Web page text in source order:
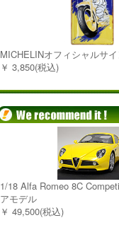
MICHELINオフィシャルサ
￥ 3,850(税込)
1/18 Alfa Romeo 8C
アモデル
￥ 49,500(税込)